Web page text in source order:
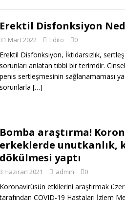
Erektil Disfonksiyon
31 Mart 2022 Edito 0
Erektil Disfonksiyon, İktidarsızlık,
sorunları anlatan tıbbi bir terimdir.
penis sertleşmesinin sağlanamaması
sorunlarla […]
Bomba araştırma!
erkeklerde unutkanlık,
dökülmesi yaptı
3 Haziran 2021 admin 0
Koronavirüsün etkilerini araştırmak
tarafından COVID-19 Hastaları İzlem